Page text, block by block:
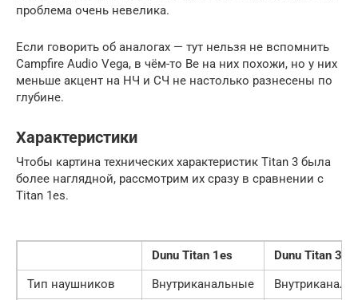
проблема очень невелика.
Если говорить об аналогах — тут нельзя не вспомнить
Campfire Audio Vega, в чём-то Be на них похожи, но у них
меньше акцент на НЧ и СЧ не настолько разнесены по
глубине.
Характеристики
Чтобы картина технических характеристик Titan 3 была
более наглядной, рассмотрим их сразу в сравнении с
Titan 1es.
Dunu Titan 1es
Dunu Titan 3
Тип наушников
Внутриканальные